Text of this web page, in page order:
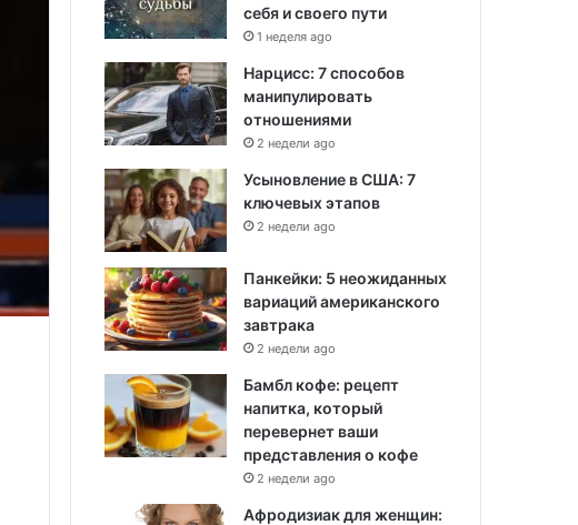
себя и своего пути
1 неделя ago
Нарцисс: 7 способов
манипулировать
отношениями
2 недели ago
Усыновление в США: 7
ключевых этапов
2 недели ago
Панкейки: 5 неожиданных
вариаций американского
завтрака
2 недели ago
Бамбл кофе: рецепт
напитка, который
перевернет ваши
представления о кофе
2 недели ago
Афродизиак для женщин: